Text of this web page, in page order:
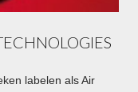
labelen als Air